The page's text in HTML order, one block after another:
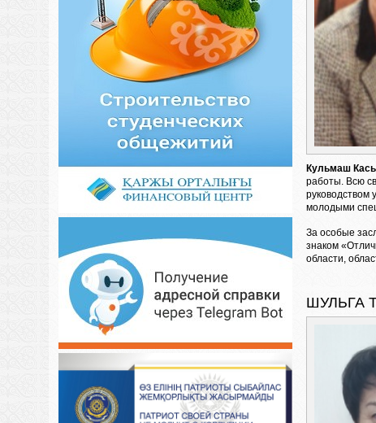
Кульмаш
работы. Всю
руководством
молодыми
За особые
знаком
области,
ШУЛЬГА